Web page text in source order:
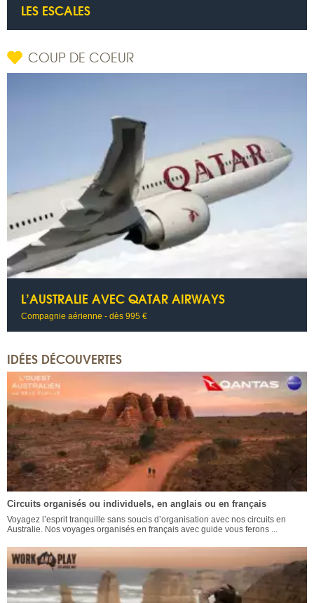
LES ESCALES
COUP DE COEUR
L’AUSTRALIE AVEC QATAR AIRWAYS
Compagnie aérienne - dès 995 €
IDÉES DÉCOUVERTES
Circuits organisés ou individuels, en anglais ou en français
Voyagez l’esprit tranquille sans soucis d’organisation avec nos circuits en
Australie. Nos voyages organisés en français avec guide vous ferons ...